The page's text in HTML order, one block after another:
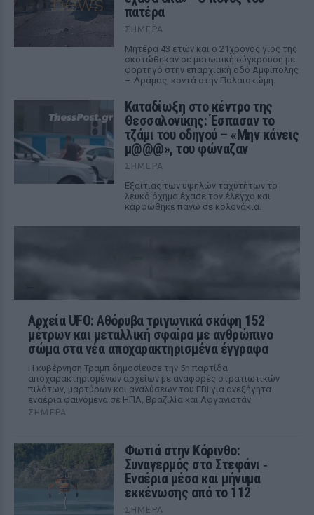
πατέρα
ΣΉΜΕΡΑ
Μητέρα 43 ετών και ο 21χρονος γιος της
σκοτώθηκαν σε μετωπική σύγκρουση με
φορτηγό στην επαρχιακή οδό Αμφίπολης
– Δράμας, κοντά στην Παλαιοκώμη.
Καταδίωξη στο κέντρο της
Θεσσαλονίκης: Έσπασαν το
τζάμι του οδηγού – «Μην κάνεις
μ@@@», του φώναζαν
ΣΉΜΕΡΑ
Εξαιτίας των υψηλών ταχυτήτων το
λευκό όχημα έχασε τον έλεγχο και
καρφώθηκε πάνω σε κολονάκια.
Αρχεία UFO: Αθόρυβα τριγωνικά σκάφη 152
μέτρων και μεταλλική σφαίρα με ανθρώπινο
σώμα στα νέα αποχαρακτηρισμένα έγγραφα
Η κυβέρνηση Τραμπ δημοσίευσε την 5η παρτίδα
αποχαρακτηρισμένων αρχείων με αναφορές στρατιωτικών
πιλότων, μαρτύρων και αναλύσεων του FBI για ανεξήγητα
εναέρια φαινόμενα σε ΗΠΑ, Βραζιλία και Αφγανιστάν.
ΣΉΜΕΡΑ
Φωτιά στην Κόρινθο:
Συναγερμός στο Στεφάνι ‑
Εναέρια μέσα και μήνυμα
εκκένωσης από το 112
ΣΉΜΕΡΑ